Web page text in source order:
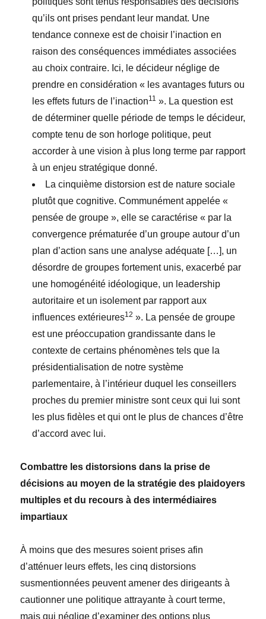
qu’ils ont prises pendant leur mandat. Une
tendance connexe est de choisir l’inaction en
raison des conséquences immédiates associées
au choix contraire. Ici, le décideur néglige de
prendre en considération « les avantages futurs ou
les effets futurs de l’inaction11 ». La question est
de déterminer quelle période de temps le décideur,
compte tenu de son horloge politique, peut
accorder à une vision à plus long terme par rapport
à un enjeu stratégique donné.
La cinquième distorsion est de nature sociale
plutôt que cognitive. Communément appelée «
pensée de groupe », elle se caractérise « par la
convergence prématurée d’un groupe autour d’un
plan d’action sans une analyse adéquate […], un
désordre de groupes fortement unis, exacerbé par
une homogénéité idéologique, un leadership
autoritaire et un isolement par rapport aux
influences extérieures12 ». La pensée de groupe
est une préoccupation grandissante dans le
contexte de certains phénomènes tels que la
présidentialisation de notre système
parlementaire, à l’intérieur duquel les conseillers
proches du premier ministre sont ceux qui lui sont
les plus fidèles et qui ont le plus de chances d’être
d’accord avec lui.
Combattre les distorsions dans la prise de
décisions au moyen de la stratégie des plaidoyers
multiples et du recours à des intermédiaires
impartiaux
À moins que des mesures soient prises afin
d’atténuer leurs effets, les cinq distorsions
susmentionnées peuvent amener des dirigeants à
cautionner une politique attrayante à court terme,
mais qui néglige d’examiner des options plus